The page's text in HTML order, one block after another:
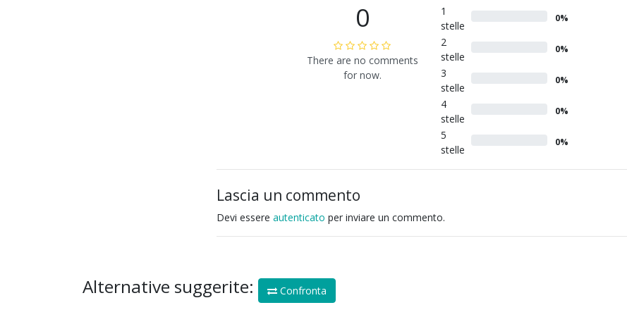
0
There are no comments
for now.
1
stelle
0%
2
stelle
0%
3
stelle
0%
4
stelle
0%
5
stelle
0%
Lascia un commento
Devi essere autenticato per inviare un commento.
Alternative suggerite: Confronta